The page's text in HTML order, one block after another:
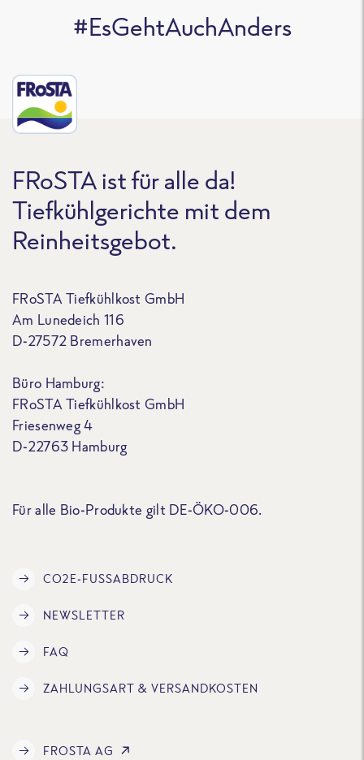
#EsGehtAuchAnders
FRoSTA ist für alle da!
Tiefkühlgerichte mit dem
Reinheitsgebot.
FRoSTA Tiefkühlkost GmbH
Am Lunedeich 116
D-27572 Bremerhaven
Büro Hamburg:
FRoSTA Tiefkühlkost GmbH
Friesenweg 4
D-22763 Hamburg
Für alle Bio-Produkte gilt DE-ÖKO-006.
CO2E-FUSSABDRUCK
NEWSLETTER
FAQ
ZAHLUNGSART & VERSANDKOSTEN
FROSTA AG